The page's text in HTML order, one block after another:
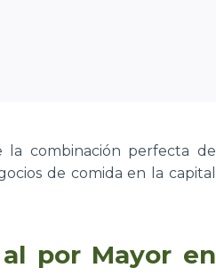
la combinación perfecta de
de comida en la capital
por Mayor en